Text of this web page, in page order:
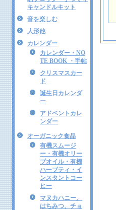
キャンドルキット
音を楽しむ
人形他
カレンダー
カレンダー・NO
TE BOOK ・手帖
クリスマスカー
ド
誕生日カレンダ
ー
アドベントカレ
ンダー
オーガニック食品
有機スムージ
ー・有機オリー
ブオイル・有機
ハーブティ・イ
ンスタントコー
ヒー
マヌカハニー、
はちみつ、チョ